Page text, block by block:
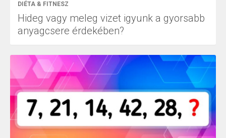
DIÉTA & FITNESZ
Hideg vagy meleg vizet igyunk a gyorsabb
anyagcsere érdekében?